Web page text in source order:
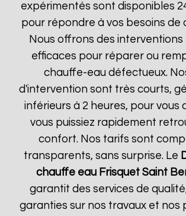
expérimentés sont disponibles
pour répondre à vos besoins de
Nous offrons des
efficaces pour réparer ou
chauffe-eau défectueux.
d'intervention sont très courts,
inférieurs à 2 heures, pour vous
vous puissiez rapidement
confort. Nos tarifs sont
transparents, sans surprise. Le
chauffe eau Frisquet Saint
garantit des services de
garanties sur nos travaux et nos